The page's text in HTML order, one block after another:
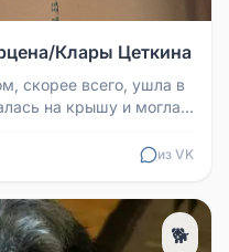
Клары Цеткина
скорее всего, ушла в
на крышу и могла
из VK
🐕